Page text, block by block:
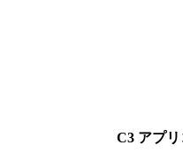
C3 アプ